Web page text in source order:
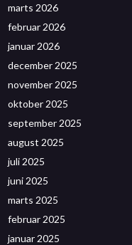
marts 2026
februar 2026
januar 2026
december 2025
november 2025
oktober 2025
september 2025
august 2025
juli 2025
juni 2025
marts 2025
februar 2025
januar 2025